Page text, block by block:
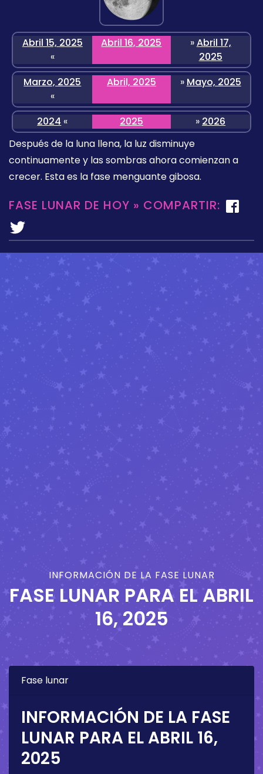
Abril 15, 2025
«
Abril 16, 2025 »Abril 17,
2025
Marzo, 2025
«
Abril, 2025 » Mayo, 2025
2024 « 2025 » 2026
Después de la luna llena, la luz disminuye
continuamente y las sombras ahora comienzan a
crecer. Esta es la fase menguante gibosa.
FASE LUNAR DE HOY » COMPARTIR:
INFORMACIÓN DE LA FASE LUNAR
FASE LUNAR PARA EL ABRIL
16, 2025
Fase lunar
INFORMACIÓN DE LA FASE
LUNAR PARA EL ABRIL 16,
2025